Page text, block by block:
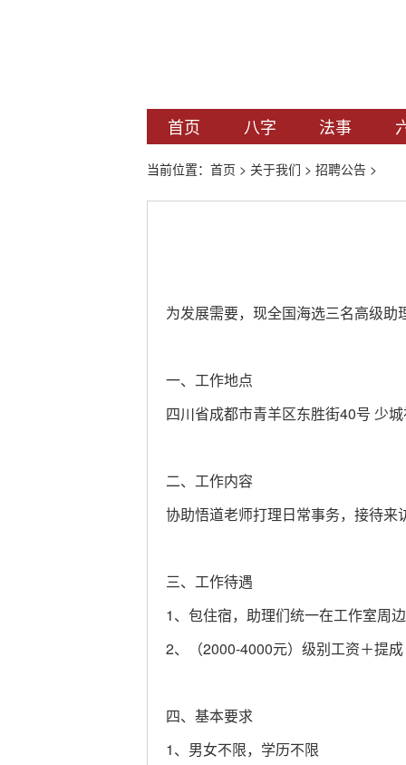
首页 八字 法事
当前位置： 首页 > 关于我们 > 招聘公告>
为发展需要，现全国海选三名高级助
一、工作地点
四川省成都市青羊区东胜街40号 少
二、工作内容
协助悟道老师打理日常事务，接待
三、工作待遇
1、包住宿，助理们统一在工作室周
2、（2000-4000元）级别工资＋提
四、基本要求
1、男女不限，学历不限